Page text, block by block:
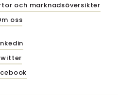
och marknadsöversikter
oss